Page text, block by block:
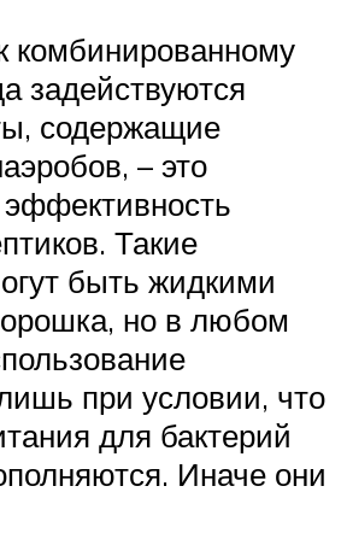
комбинированному
задействуются
содержащие
– это
Такие
быть жидкими
но в любом
при условии, что
для бактерий
Иначе они